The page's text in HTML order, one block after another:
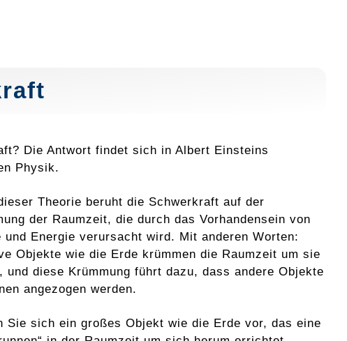
Die Antwort findet sich in Albert Einsteins
Physik.
Theorie beruht die Schwerkraft auf der
der Raumzeit, die durch das Vorhandensein von
und Energie verursacht wird. Mit anderen Worten:
Objekte wie die Erde krümmen die Raumzeit um sie
und diese Krümmung führt dazu, dass andere Objekte
angezogen werden.
Sie sich ein großes Objekt wie die Erde vor, das eine